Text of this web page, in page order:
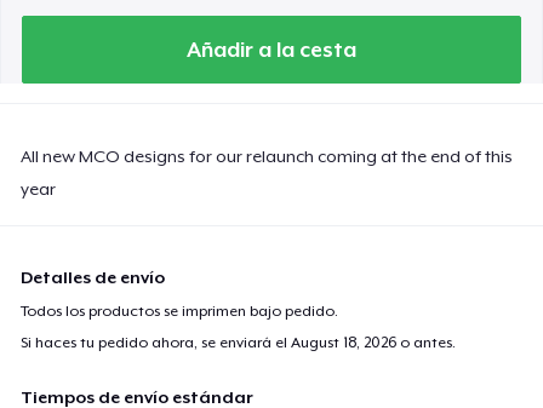
Añadir a la cesta
All new MCO designs for our relaunch coming at the end of this
year
Detalles de envío
Todos los productos se imprimen bajo pedido.
Si haces tu pedido ahora, se enviará elAugust 18, 2026 o antes.
Tiempos de envío estándar